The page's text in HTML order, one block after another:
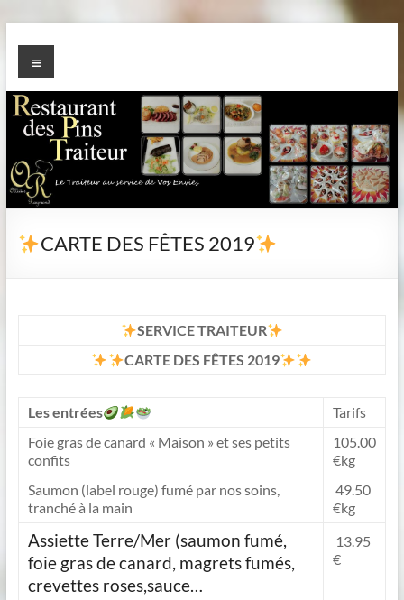
au
contenuTRAITEUR des PINS
Menu
CARTE DES FÊTES 2019
SERVICE TRAITEUR
CARTE DES FÊTES 2019
Les entrées
Tarifs
Foie gras de canard « Maison » et ses petits
confits
105.00
€kg
Saumon (label rouge) fumé par nos soins,
tranché à la main
49.50
€kg
Assiette Terre/Mer (saumon fumé,
foie gras de canard, magrets fumés,
crevettes roses,sauce…
13.95
€